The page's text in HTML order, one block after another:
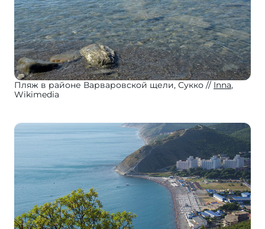
Пляж в районе Варваровской щели, Сукко Inna,
Wikimedia